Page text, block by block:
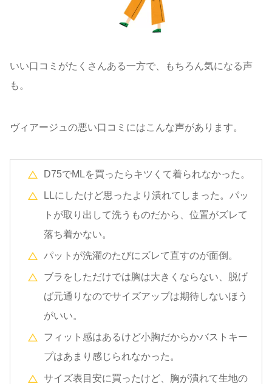
いい口コミがたくさんある一方で、もちろん気になる声
も。
ヴィアージュの悪い口コミにはこんな声があります。
D75でMLを買ったらキツくて着られなかった。
LLにしたけど思ったより潰れてしまった。パッ
トが取り出して洗うものだから、位置がズレて
落ち着かない。
パットが洗濯のたびにズレて直すのが面倒。
ブラをしただけでは胸は大きくならない、脱げ
ば元通りなのでサイズアップは期待しないほう
がいい。
フィット感はあるけど小胸だからかバストキー
プはあまり感じられなかった。
サイズ表目安に買ったけど、胸が潰れて生地の